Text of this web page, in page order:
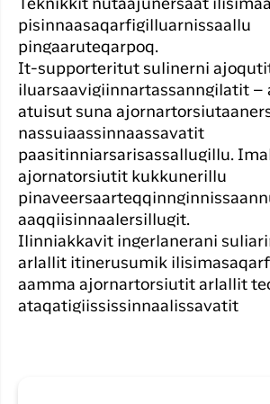
Suliffimmit
Har du glemt din
Ny Profil
Tilmeld dig gratis Club Timmisa
masse eksklusive fordele. Læs
klubben her.
Tilmeld dig Club
Teknikkit nutaajunersaat
pisinnaasaqarfigilluarnissaallu
pingaaruteqarpoq.
It-supporteritut sulinerni
iluarsaavigiinnartassanngilatit –
atuisut suna
nassuiaassinnaassavatit
paasitinniarsarisassallugillu.
ajornatorsiutit kukkunerillu
aaqqiisinnaalersillugit.
Ilinniakkavit ingerlanerani
arlallit itinerusumik
aamma ajornartorsiutit arlallit
ataqatigiississinnaalissavatit